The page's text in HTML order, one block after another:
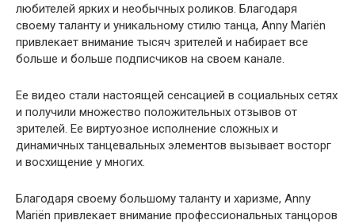
любителей ярких и необычных роликов. Благодаря
своему таланту и уникальному стилю танца, Anny Mariën
привлекает внимание тысяч зрителей и набирает все
больше и больше подписчиков на своем канале.
Ее видео стали настоящей сенсацией в социальных сетях
и получили множество положительных отзывов от
зрителей. Ее виртуозное исполнение сложных и
динамичных танцевальных элементов вызывает восторг
и восхищение у многих.
Благодаря своему большому таланту и харизме, Anny
Mariën привлекает внимание профессиональных танцоров